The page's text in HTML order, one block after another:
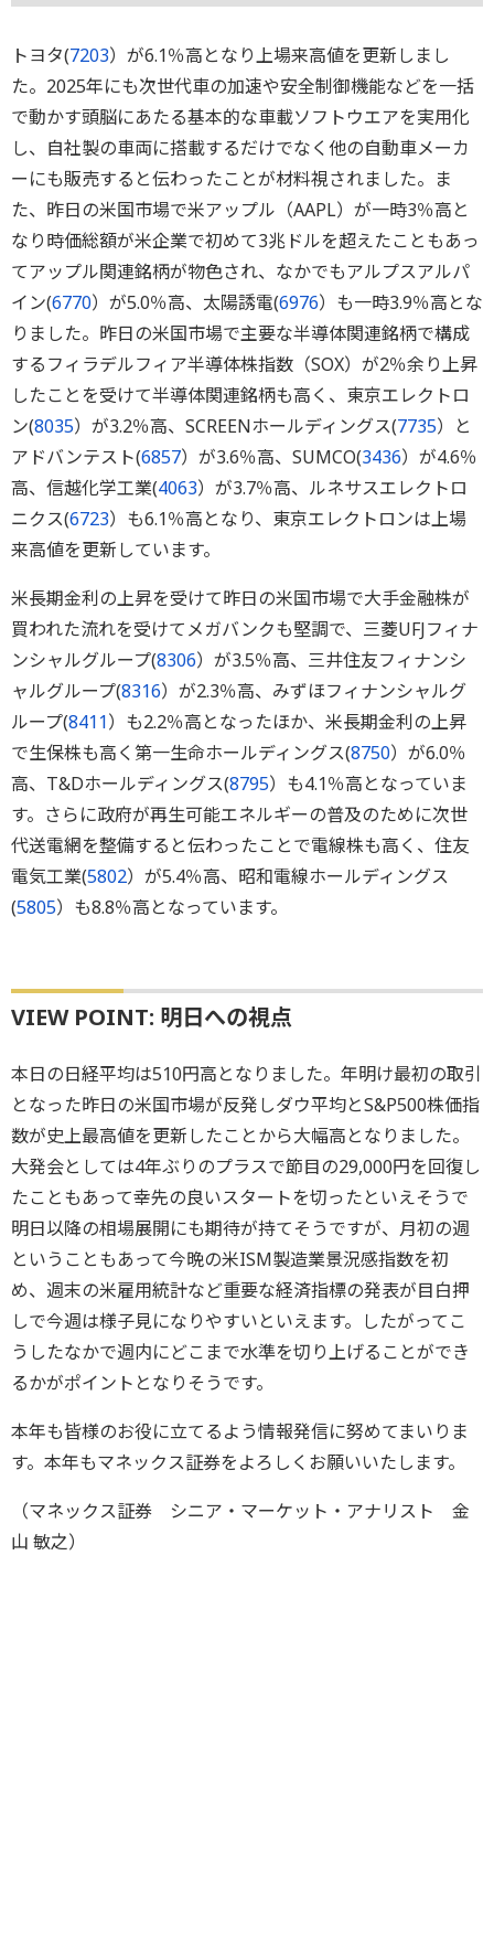
トヨタ(7203）が6.1％高となり上場来高値を更新しまし
た。2025年にも次世代車の加速や安全制御機能などを一括
で動かす頭脳にあたる基本的な車載ソフトウエアを実用化
し、自社製の車両に搭載するだけでなく他の自動車メーカ
ーにも販売すると伝わったことが材料視されました。ま
た、昨日の米国市場で米アップル（AAPL）が一時3％高と
なり時価総額が米企業で初めて3兆ドルを超えたこともあっ
てアップル関連銘柄が物色され、なかでもアルプスアルパ
イン(6770）が5.0％高、太陽誘電(6976）も一時3.9％高とな
りました。昨日の米国市場で主要な半導体関連銘柄で構成
するフィラデルフィア半導体株指数（SOX）が2％余り上昇
したことを受けて半導体関連銘柄も高く、東京エレクトロ
ン(8035）が3.2％高、SCREENホールディングス(7735）と
アドバンテスト(6857）が3.6％高、SUMCO(3436）が4.6％
高、信越化学工業(4063）が3.7％高、ルネサスエレクトロ
ニクス(6723）も6.1％高となり、東京エレクトロンは上場
来高値を更新しています。
米長期金利の上昇を受けて昨日の米国市場で大手金融株が
買われた流れを受けてメガバンクも堅調で、三菱UFJフィナ
ンシャルグループ(8306）が3.5％高、三井住友フィナンシ
ャルグループ(8316）が2.3％高、みずほフィナンシャルグ
ループ(8411）も2.2％高となったほか、米長期金利の上昇
で生保株も高く第一生命ホールディングス(8750）が6.0％
高、T&Dホールディングス(8795）も4.1％高となっていま
す。さらに政府が再生可能エネルギーの普及のために次世
代送電網を整備すると伝わったことで電線株も高く、住友
電気工業(5802）が5.4％高、昭和電線ホールディングス
(5805）も8.8％高となっています。
VIEW POINT: 明日への視点
本日の日経平均は510円高となりました。年明け最初の取引
となった昨日の米国市場が反発しダウ平均とS&P500株価指
数が史上最高値を更新したことから大幅高となりました。
大発会としては4年ぶりのプラスで節目の29,000円を回復し
たこともあって幸先の良いスタートを切ったといえそうで
明日以降の相場展開にも期待が持てそうですが、月初の週
ということもあって今晩の米ISM製造業景況感指数を初
め、週末の米雇用統計など重要な経済指標の発表が目白押
しで今週は様子見になりやすいといえます。したがってこ
うしたなかで週内にどこまで水準を切り上げることができ
るかがポイントとなりそうです。
本年も皆様のお役に立てるよう情報発信に努めてまいりま
す。本年もマネックス証券をよろしくお願いいたします。
（マネックス証券 シニア・マーケット・アナリスト 金
山 敏之）